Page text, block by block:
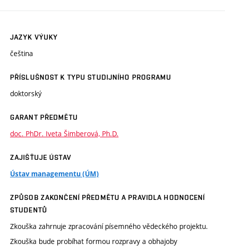
JAZYK VÝUKY
čeština
PŘÍSLUŠNOST K TYPU STUDIJNÍHO PROGRAMU
doktorský
GARANT PŘEDMĚTU
doc. PhDr. Iveta Šimberová, Ph.D.
ZAJIŠŤUJE ÚSTAV
Ústav managementu (ÚM)
ZPŮSOB ZAKONČENÍ PŘEDMĚTU A PRAVIDLA HODNOCENÍ
STUDENTŮ
Zkouška zahrnuje zpracování písemného vědeckého projektu.
Zkouška bude probíhat formou rozpravy a obhajoby